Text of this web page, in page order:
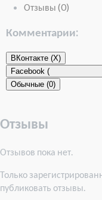
Отзывы (0)
Комментарии:
ВКонтакте (X)
Facebook (
Обычные (0)
Отзывы
Отзывов пока нет.
Только
публиковать отзывы.